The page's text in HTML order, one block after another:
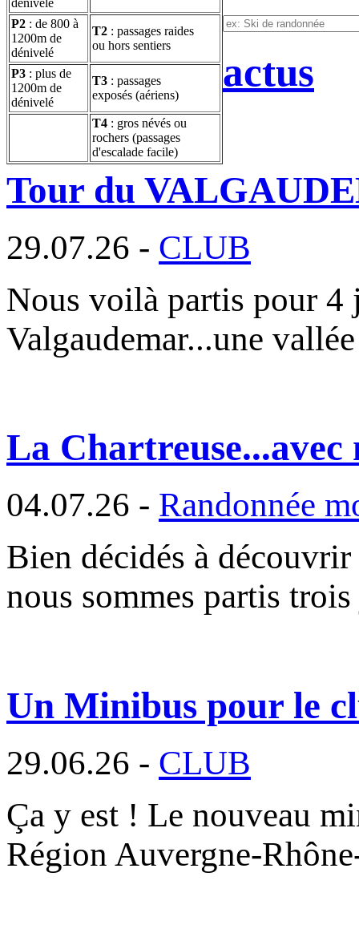
P2 : de 800 à
1200m de
dénivelé
T2 : passages raides
ou hors sentiers
P3 : plus de
1200m de
dénivelé
T3 : passages
exposés (aériens)
T4 : gros névés ou
rochers (passages
d'escalade facile)
actus
Tour du
29.07.26 - CLUB
Nous voilà partis pour 4
Valgaudemar...une
La Chartreuse...avec
04.07.26 - Randonnée
Bien décidés à
nous sommes partis
Un Minibus pour le
29.06.26 - CLUB
Ça y est ! Le nouveau
Région Auvergne-